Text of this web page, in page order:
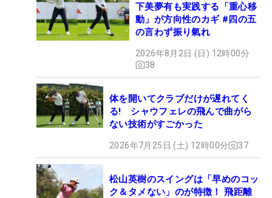
下美夢有も実践する「重心移
動」が方向性のカギ #四の五
の言わず振り氣れ
2026年8月2日 (日) 12時00分
38
体を開いてクラブだけが遅れてく
る! シャウフェレの飛んで曲がら
ない技術がすごかった
2026年7月25日 (土) 12時00分 37
松山英樹のスイングは「早めのコッ
ク＆タメない」のが特徴！ 飛距離